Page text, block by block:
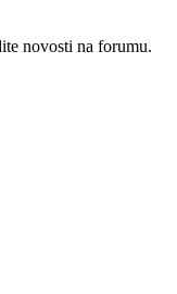
novosti na forumu.